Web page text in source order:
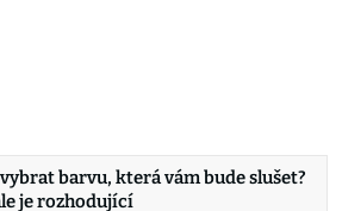
barvu, která vám bude slušet?
je rozhodující